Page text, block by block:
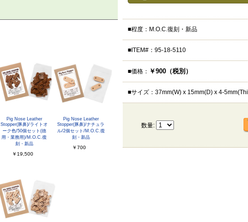
Pig Nose Leather
Stopper(豚鼻)/ライトオ
ーク色/50個セット(徳
用・業務用)/M.O.C.復
刻・新品
￥19,500
Pig Nose Leather
Stopper(豚鼻)/ナチュラ
ル/2個セット/M.O.C.復
刻・新品
￥700
■程度：M.O.C.復刻・新品
■ITEM#：95-18-5110
■価格： ￥900（税別）
■サイズ：37mm(W) x 15mm(D) x 4-
数量: